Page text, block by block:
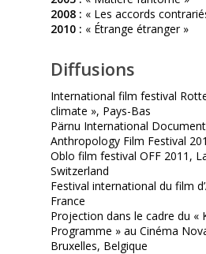
2008 : « Les accords
2010 : « Étrange étranger »
Diffusions
International film festival
climate », Pays-Bas
Pärnu International
Anthropology Film Festival
Oblo film festival OFF 2011,
Switzerland
Festival international du film
France
Projection dans le cadre du «
Programme » au Cinéma
Bruxelles, Belgique